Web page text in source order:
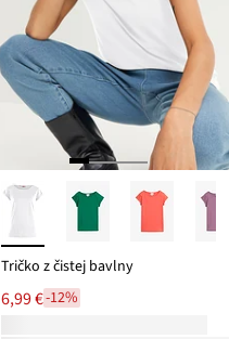
Tričko z čistej bavlny
6,99 €-12%